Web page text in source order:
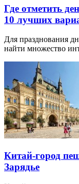
Где отметить
10 лучших
Для празднования
найти множество
Китай-город
Зарядье